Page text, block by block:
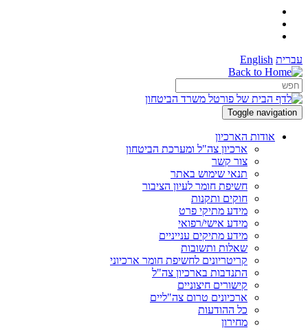
עברית English
Toggle navigation
אודות הארכיון
ארכיון צה"ל ומערכת הביטחון
צור קשר
תנאי שימוש באתר
חשיפת חומר לעיון הציבור
חוקים ותקנות
מידע מתיקי פרט
מידע אישי/רפואי
מידע מתיקים ענייניים
שאלות ותשובות
קריטריונים לחשיפת חומר ארכיוני
התנדבות בארכיון צה"ל
קישורים חיצוניים
ארכיונים טרום צה"ליים
כל ההודעות
מחירון